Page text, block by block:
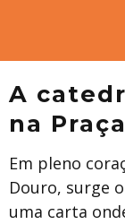
A
na
Em pleno
Douro, surge
uma carta